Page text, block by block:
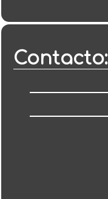
Contacto: